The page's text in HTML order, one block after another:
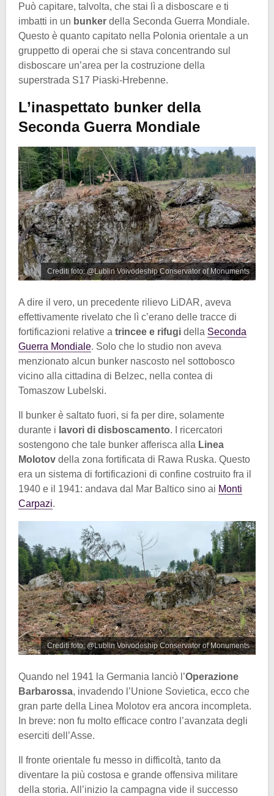
Può capitare, talvolta, che stai lì a disboscare e ti
imbatti in un bunker della Seconda Guerra Mondiale.
Questo è quanto capitato nella Polonia orientale a un
gruppetto di operai che si stava concentrando sul
disboscare un’area per la costruzione della
superstrada S17 Piaski-Hrebenne.
L’inaspettato bunker della
Seconda Guerra Mondiale
Crediti foto: @Lublin Voivodeship Conservator of Monuments
A dire il vero, un precedente rilievo LiDAR, aveva
effettivamente rivelato che lì c’erano delle tracce di
fortificazioni relative a trincee e rifugi della Seconda
Guerra Mondiale. Solo che lo studio non aveva
menzionato alcun bunker nascosto nel sottobosco
vicino alla cittadina di Belzec, nella contea di
Tomaszow Lubelski.
Il bunker è saltato fuori, si fa per dire, solamente
durante i lavori di disboscamento. I ricercatori
sostengono che tale bunker afferisca alla Linea
Molotov della zona fortificata di Rawa Ruska. Questo
era un sistema di fortificazioni di confine costruito fra il
1940 e il 1941: andava dal Mar Baltico sino ai Monti
Carpazi.
Crediti foto: @Lublin Voivodeship Conservator of Monuments
Quando nel 1941 la Germania lanciò l’Operazione
Barbarossa, invadendo l’Unione Sovietica, ecco che
gran parte della Linea Molotov era ancora incompleta.
In breve: non fu molto efficace contro l’avanzata degli
eserciti dell’Asse.
Il fronte orientale fu messo in difficoltà, tanto da
diventare la più costosa e grande offensiva militare
della storia. All’inizio la campagna vide il successo